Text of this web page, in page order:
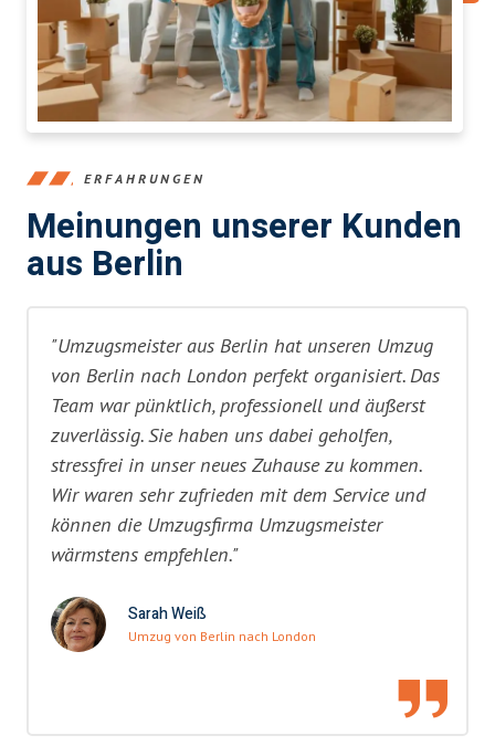
ERFAHRUNGEN
Meinungen unserer Kunden
aus Berlin
"Umzugsmeister aus Berlin hat unseren Umzug
von Berlin nach London perfekt organisiert. Das
Team war pünktlich, professionell und äußerst
zuverlässig. Sie haben uns dabei geholfen,
stressfrei in unser neues Zuhause zu kommen.
Wir waren sehr zufrieden mit dem Service und
können die Umzugsfirma Umzugsmeister
wärmstens empfehlen."
Sarah Weiß
Umzug von Berlin nach London